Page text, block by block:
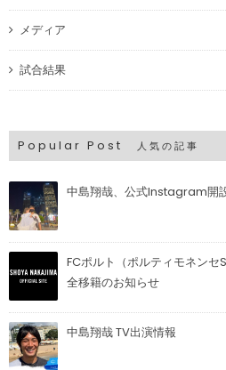
メディア
試合結果
Popular Post 人気の記事
中島翔哉、公式Instagram開
FCポルト（ポルティモネン
全移籍のお知らせ
中島翔哉 TV出演情報